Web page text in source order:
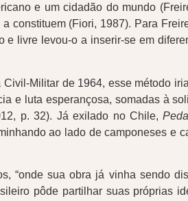
e um cidadão do mundo
constituem (Fiori, 1987). Para
e livre levou-o a inserir-se em
Militar de 1964, esse método
e luta esperançosa, somadas à
p. 32). Já exilado no Chile,
ao lado de camponeses e
“onde sua obra já vinha sendo
pôde partilhar suas próprias